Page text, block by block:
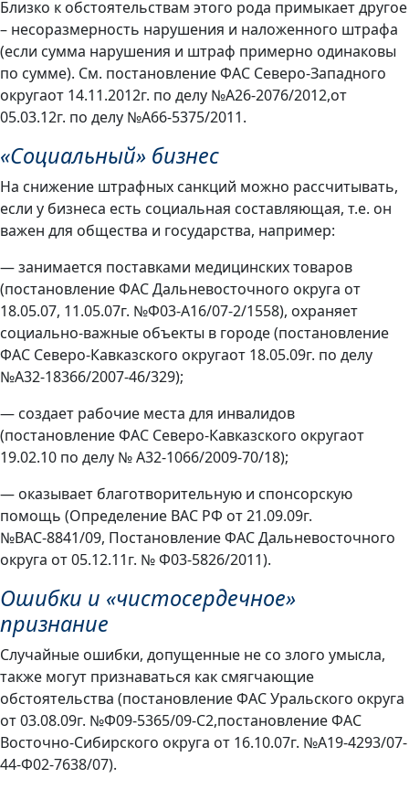
Близко к обстоятельствам этого рода примыкает другое
– несоразмерность нарушения и наложенного штрафа
(если сумма нарушения и штраф примерно одинаковы
по сумме). См. постановление ФАС Северо-Западного
округаот 14.11.2012г. по делу №А26-2076/2012,от
05.03.12г. по делу №А66-5375/2011.
«Социальный» бизнес
На снижение штрафных санкций можно рассчитывать,
если у бизнеса есть социальная составляющая, т.е. он
важен для общества и государства, например:
— занимается поставками медицинских товаров
(постановление ФАС Дальневосточного округа от
18.05.07, 11.05.07г. №Ф03-А16/07-2/1558), охраняет
социально-важные объекты в городе (постановление
ФАС Северо-Кавказского округаот 18.05.09г. по делу
№А32-18366/2007-46/329);
— создает рабочие места для инвалидов
(постановление ФАС Северо-Кавказского округаот
19.02.10 по делу № А32-1066/2009-70/18);
— оказывает благотворительную и спонсорскую
помощь (Определение ВАС РФ от 21.09.09г.
№ВАС-8841/09, Постановление ФАС Дальневосточного
округа от 05.12.11г. № Ф03-5826/2011).
Ошибки и «чистосердечное»
признание
Случайные ошибки, допущенные не со злого умысла,
также могут признаваться как смягчающие
обстоятельства (постановление ФАС Уральского округа
от 03.08.09г. №Ф09-5365/09-С2,постановление ФАС
Восточно-Сибирского округа от 16.10.07г. №А19-4293/07-
44-Ф02-7638/07).